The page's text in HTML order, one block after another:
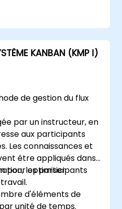
KANBAN (KMP I)
de gestion du flux
par un instructeur, en
aux participants
Les connaissances et
être appliqués dans
pour optimiser
les participants
d'éléments de
unité de temps.